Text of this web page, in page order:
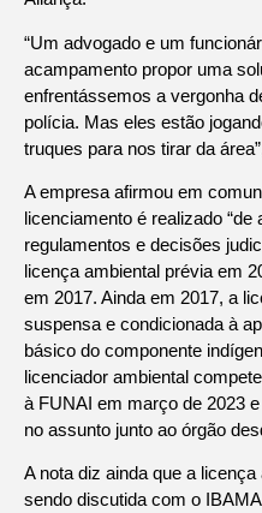
“Um advogado e um
acampamento propor uma
enfrentássemos a vergonha
polícia. Mas eles estão
truques para nos tirar da
A empresa afirmou em
licenciamento é realizado “de
regulamentos e decisões
licença ambiental prévia em
em 2017. Ainda em 2017, a
suspensa e condicionada à
básico do componente
licenciador ambiental
à FUNAI em março de 2023
no assunto junto ao órgão
A nota diz ainda que a
sendo discutida com o